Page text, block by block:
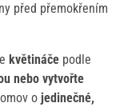
před přemokřením
květináče podle
nebo vytvořte
o jedinečné,